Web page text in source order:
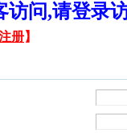
访问,请登
册】